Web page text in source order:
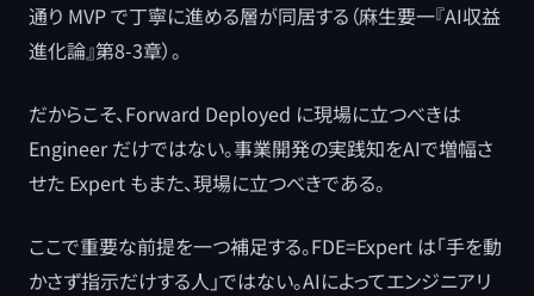
通り MVP で丁寧に進める層が同居する（麻生要一『AI収益
進化論』第8-3章）。
だからこそ、Forward Deployed に現場に立つべきは
Engineer だけではない。事業開発の実践知をAIで増幅さ
せた Expert もまた、現場に立つべきである。
ここで重要な前提を一つ補足する。FDE=Expert は「手を動
かさず指示だけする人」ではない。AIによってエンジニアリ